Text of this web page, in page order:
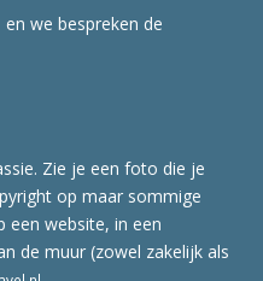
en we bespreken de
Zie je een foto die je
op maar sommige
een website, in een
de muur (zowel zakelijk als